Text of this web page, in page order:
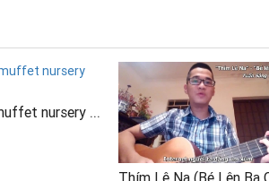
Little miss muffet nursery Rhyme
Thím Lê Na (Bé Lên Ba